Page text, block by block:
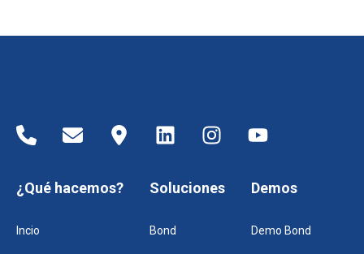
¿Qué hacemos?
Incio
Soluciones
Bond
Demos
Demo Bond